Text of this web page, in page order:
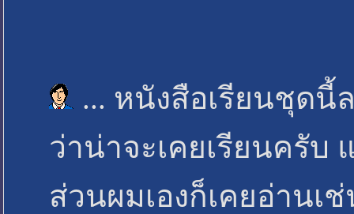
... หนังสือเรียนชุด
ว่าน่าจะเคยเรียนครับ
ส่วนผมเองก็เคยอ่าน